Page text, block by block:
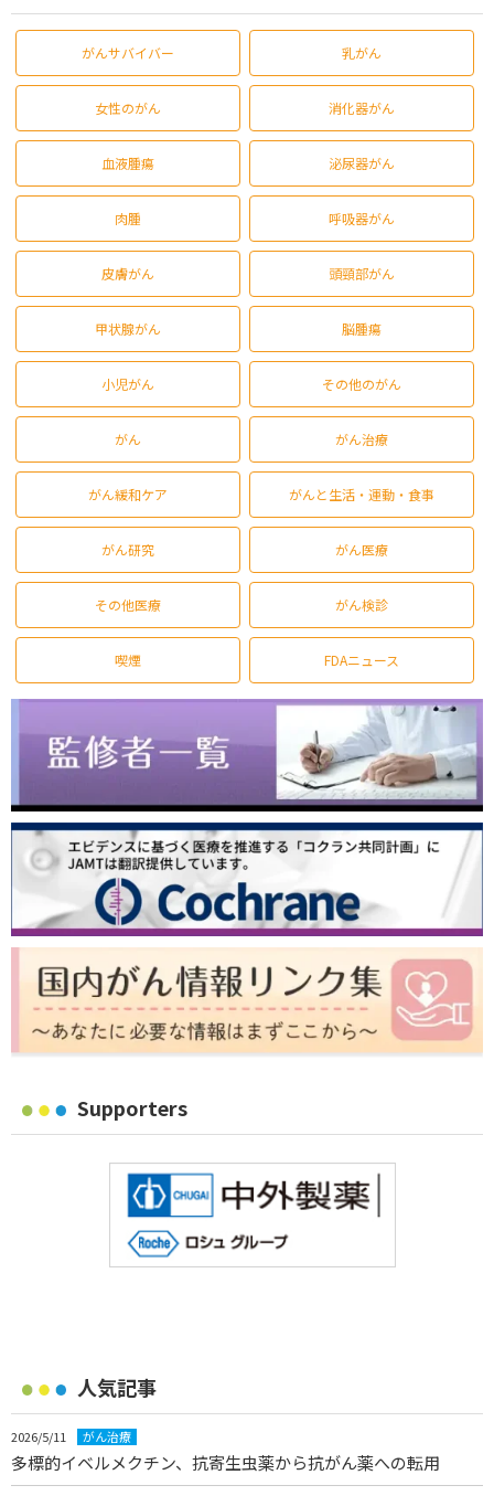
がんサバイバー 乳がん
女性のがん 消化器がん
血液腫瘍 泌尿器がん
肉腫 呼吸器がん
皮膚がん 頭頸部がん
甲状腺がん 脳腫瘍
小児がん その他のがん
がん がん治療
がん緩和ケア がんと生活・運動・食事
がん研究 がん医療
その他医療 がん検診
喫煙 FDAニュース
Supporters
人気記事
2026/5/11 がん治療
多標的イベルメクチン、抗寄生虫薬から抗がん薬への転用